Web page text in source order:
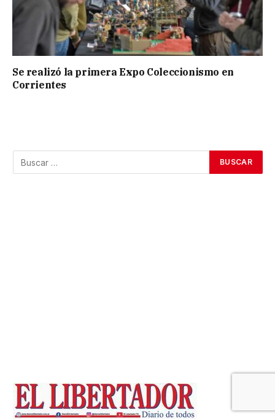
Se realizó la primera Expo Coleccionismo en
Corrientes